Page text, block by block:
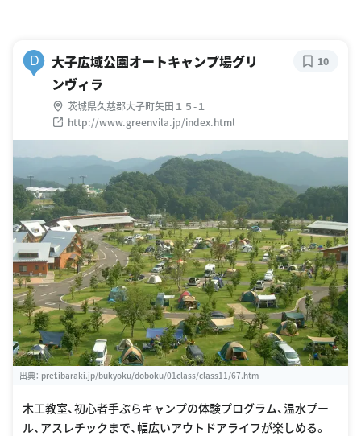
D
大子広域公園オートキャンプ場グリ
ンヴィラ
茨城県久慈郡大子町矢田１５-１
http://www.greenvila.jp/index.html
10
出典： pref.ibaraki.jp/bukyoku/doboku/01class/class11/67.htm
木工教室、初心者手ぶらキャンプの体験プログラム、温水プー
ル、アスレチックまで、幅広いアウトドアライフが楽しめる。